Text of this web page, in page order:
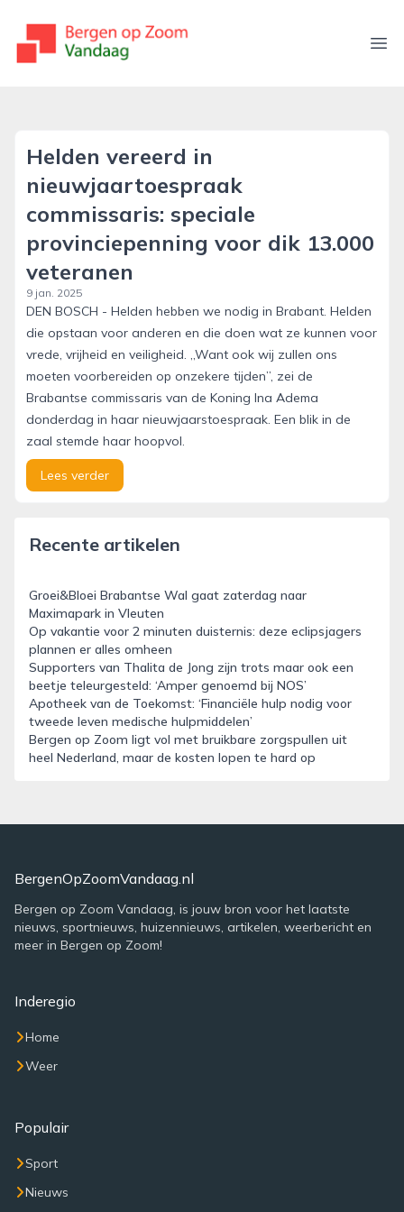
bergenopzoomvandaag.nl
Helden vereerd in
nieuwjaartoespraak
commissaris: speciale
provinciepenning voor dik 13.000
veteranen
9 jan. 2025
DEN BOSCH - Helden hebben we nodig in Brabant. Helden
die opstaan voor anderen en die doen wat ze kunnen voor
vrede, vrijheid en veiligheid. ,,Want ook wij zullen ons
moeten voorbereiden op onzekere tijden”, zei de
Brabantse commissaris van de Koning Ina Adema
donderdag in haar nieuwjaarstoespraak. Een blik in de
zaal stemde haar hoopvol.
Lees verder
Recente artikelen
Groei&Bloei Brabantse Wal gaat zaterdag naar
Maximapark in Vleuten
Op vakantie voor 2 minuten duisternis: deze eclipsjagers
plannen er alles omheen
Supporters van Thalita de Jong zijn trots maar ook een
beetje teleurgesteld: ‘Amper genoemd bij NOS’
Apotheek van de Toekomst: ‘Financiële hulp nodig voor
tweede leven medische hulpmiddelen’
Bergen op Zoom ligt vol met bruikbare zorgspullen uit
heel Nederland, maar de kosten lopen te hard op
BergenOpZoomVandaag.nl
Bergen op Zoom Vandaag, is jouw bron voor het laatste
nieuws, sportnieuws, huizennieuws, artikelen, weerbericht en
meer in Bergen op Zoom!
Inderegio
Home
Weer
Populair
Sport
Nieuws